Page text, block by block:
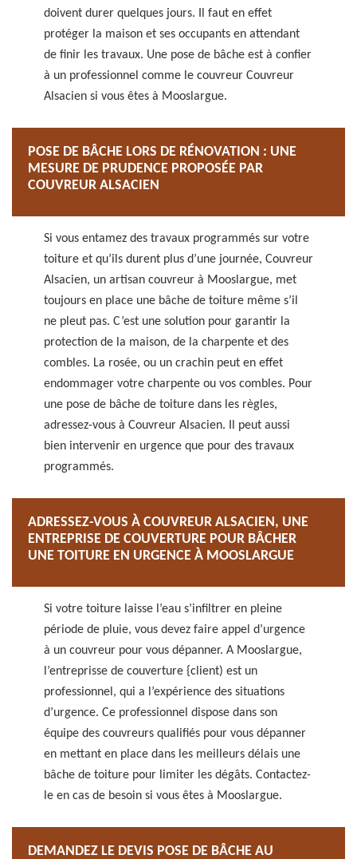
doivent durer quelques jours. Il faut en effet
protéger la maison et ses occupants en attendant
de finir les travaux. Une pose de bâche est à confier
à un professionnel comme le couvreur Couvreur
Alsacien si vous êtes à Mooslargue.
POSE DE BÂCHE LORS DE RÉNOVATION : UNE
MESURE DE PRUDENCE PROPOSÉE PAR
COUVREUR ALSACIEN
Si vous entamez des travaux programmés sur votre
toiture et qu’ils durent plus d’une journée, Couvreur
Alsacien, un artisan couvreur à Mooslargue, met
toujours en place une bâche de toiture même s’il
ne pleut pas. C’est une solution pour garantir la
protection de la maison, de la charpente et des
combles. La rosée, ou un crachin peut en effet
endommager votre charpente ou vos combles. Pour
une pose de bâche de toiture dans les règles,
adressez-vous à Couvreur Alsacien. Il peut aussi
bien intervenir en urgence que pour des travaux
programmés.
ADRESSEZ-VOUS À COUVREUR ALSACIEN, UNE
ENTREPRISE DE COUVERTURE POUR BÂCHER
UNE TOITURE EN URGENCE À MOOSLARGUE
Si votre toiture laisse l’eau s’infiltrer en pleine
période de pluie, vous devez faire appel d’urgence
à un couvreur pour vous dépanner. A Mooslargue,
l’entreprisse de couverture {client) est un
professionnel, qui a l’expérience des situations
d’urgence. Ce professionnel dispose dans son
équipe des couvreurs qualifiés pour vous dépanner
en mettant en place dans les meilleurs délais une
bâche de toiture pour limiter les dégâts. Contactez-
le en cas de besoin si vous êtes à Mooslargue.
DEMANDEZ LE DEVIS POSE DE BÂCHE AU